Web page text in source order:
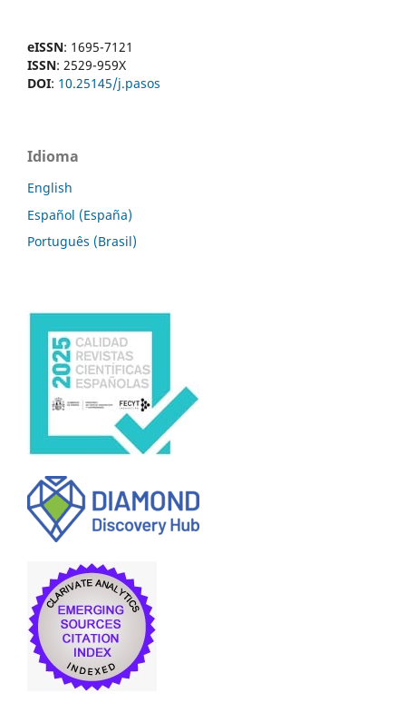
eISSN: 1695-7121
ISSN: 2529-959X
DOI: 10.25145/j.pasos
Idioma
English
Español (España)
Português (Brasil)